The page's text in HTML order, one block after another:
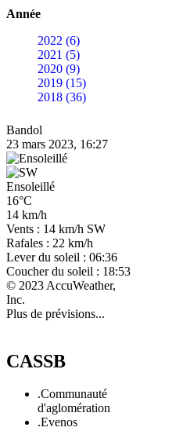
Année
2022 (6)
2021 (5)
2020 (9)
2019 (15)
2018 (36)
Bandol
23 mars 2023, 16:27
Ensoleillé
16°C
14 km/h
Vents : 14 km/h SW
Rafales : 22 km/h
Lever du soleil : 06:36
Coucher du soleil : 18:53
© 2023 AccuWeather,
Inc.
Plus de prévisions...
CASSB
.Communauté
d'aglomération
.Evenos